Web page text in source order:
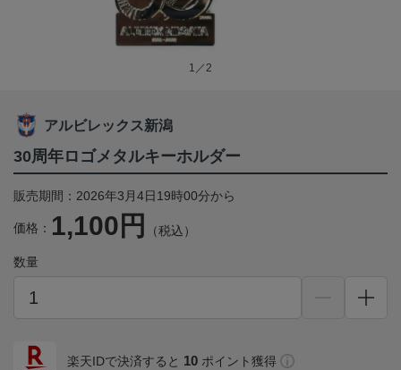
1／2
アルビレックス新潟
30周年ロゴメタルキーホルダー
販売期間：2026年3月4日19時00分から
価格： 1,100円 （税込）
数量
楽天IDで決済すると 10 ポイント獲得